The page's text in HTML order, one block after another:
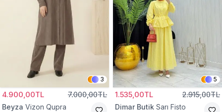
3
4.900,00TL 7.000,00TL
Beyza Vizon Qupra
5
1.535,00TL 2.915,00TL
Dimar Butik Sarı Fisto